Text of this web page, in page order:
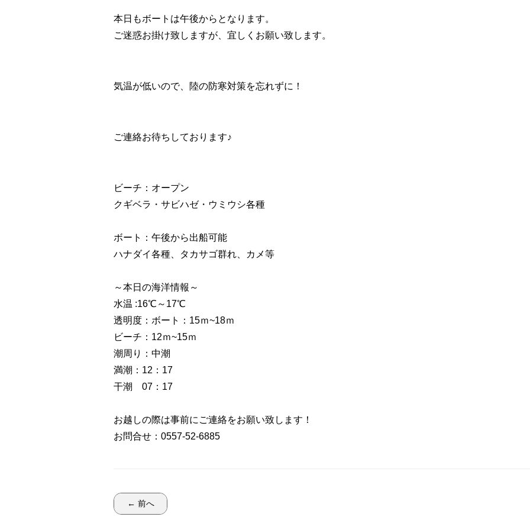
本日もボートは午後からとなります。
ご迷惑お掛け致しますが、宜しくお願い致します。
気温が低いので、陸の防寒対策を忘れずに！
ご連絡お待ちしております♪
ビーチ：オープン
クギベラ・サビハゼ・ウミウシ各種
ボート：午後から出船可能
ハナダイ各種、タカサゴ群れ、カメ等
～本日の海洋情報～
水温 :16℃～17℃
透明度：ボート：15ｍ~18ｍ
ビーチ：12ｍ~15ｍ
潮周り：中潮
満潮：12：17
干潮 07：17
お越しの際は事前にご連絡をお願い致します！
お問合せ：0557-52-6885
← 前へ